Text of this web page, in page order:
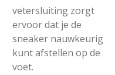
vetersluiting zorgt
ervoor dat je de
sneaker nauwkeurig
kunt afstellen op de
voet.